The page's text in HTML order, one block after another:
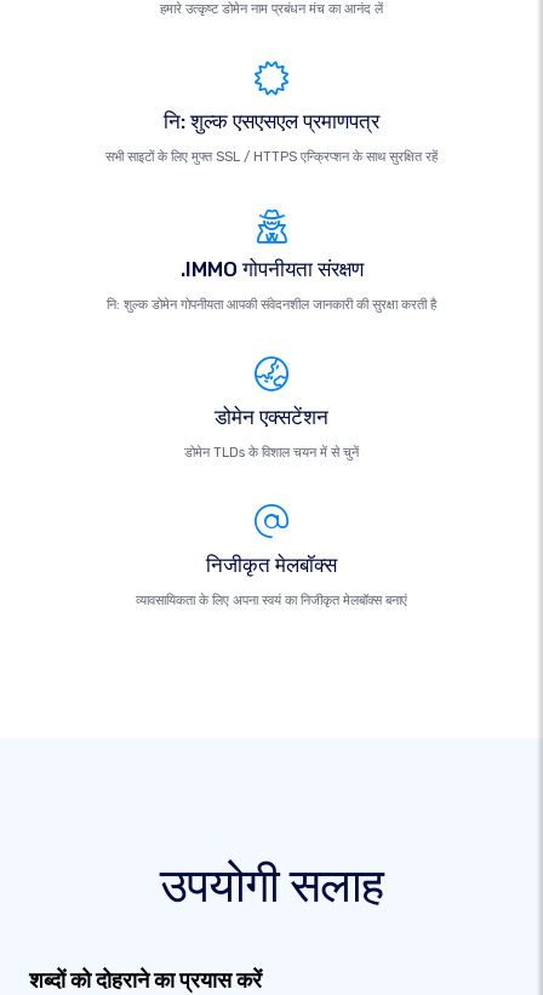
हमारे उत्कृष्ट डोमेन नाम प्रबंधन मंच का आनंद लें
नि: शुल्क एसएसएल प्रमाणपत्र
सभी साइटों के लिए मुफ्त SSL / HTTPS एन्क्रिप्शन के साथ सुरक्षित रहें
.IMMO गोपनीयता संरक्षण
नि: शुल्क डोमेन गोपनीयता आपकी संवेदनशील जानकारी की सुरक्षा करती है
डोमेन एक्सटेंशन
डोमेन TLDs के विशाल चयन में से चुनें
निजीकृत मेलबॉक्स
व्यावसायिकता के लिए अपना स्वयं का निजीकृत मेलबॉक्स बनाएं
उपयोगी सलाह
शब्दों को दोहराने का प्रयास करें